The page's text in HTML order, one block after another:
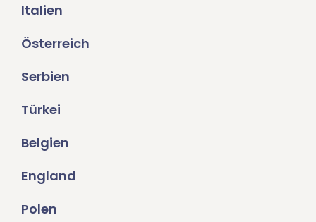
Italien
Österreich
Serbien
Türkei
Belgien
England
Polen